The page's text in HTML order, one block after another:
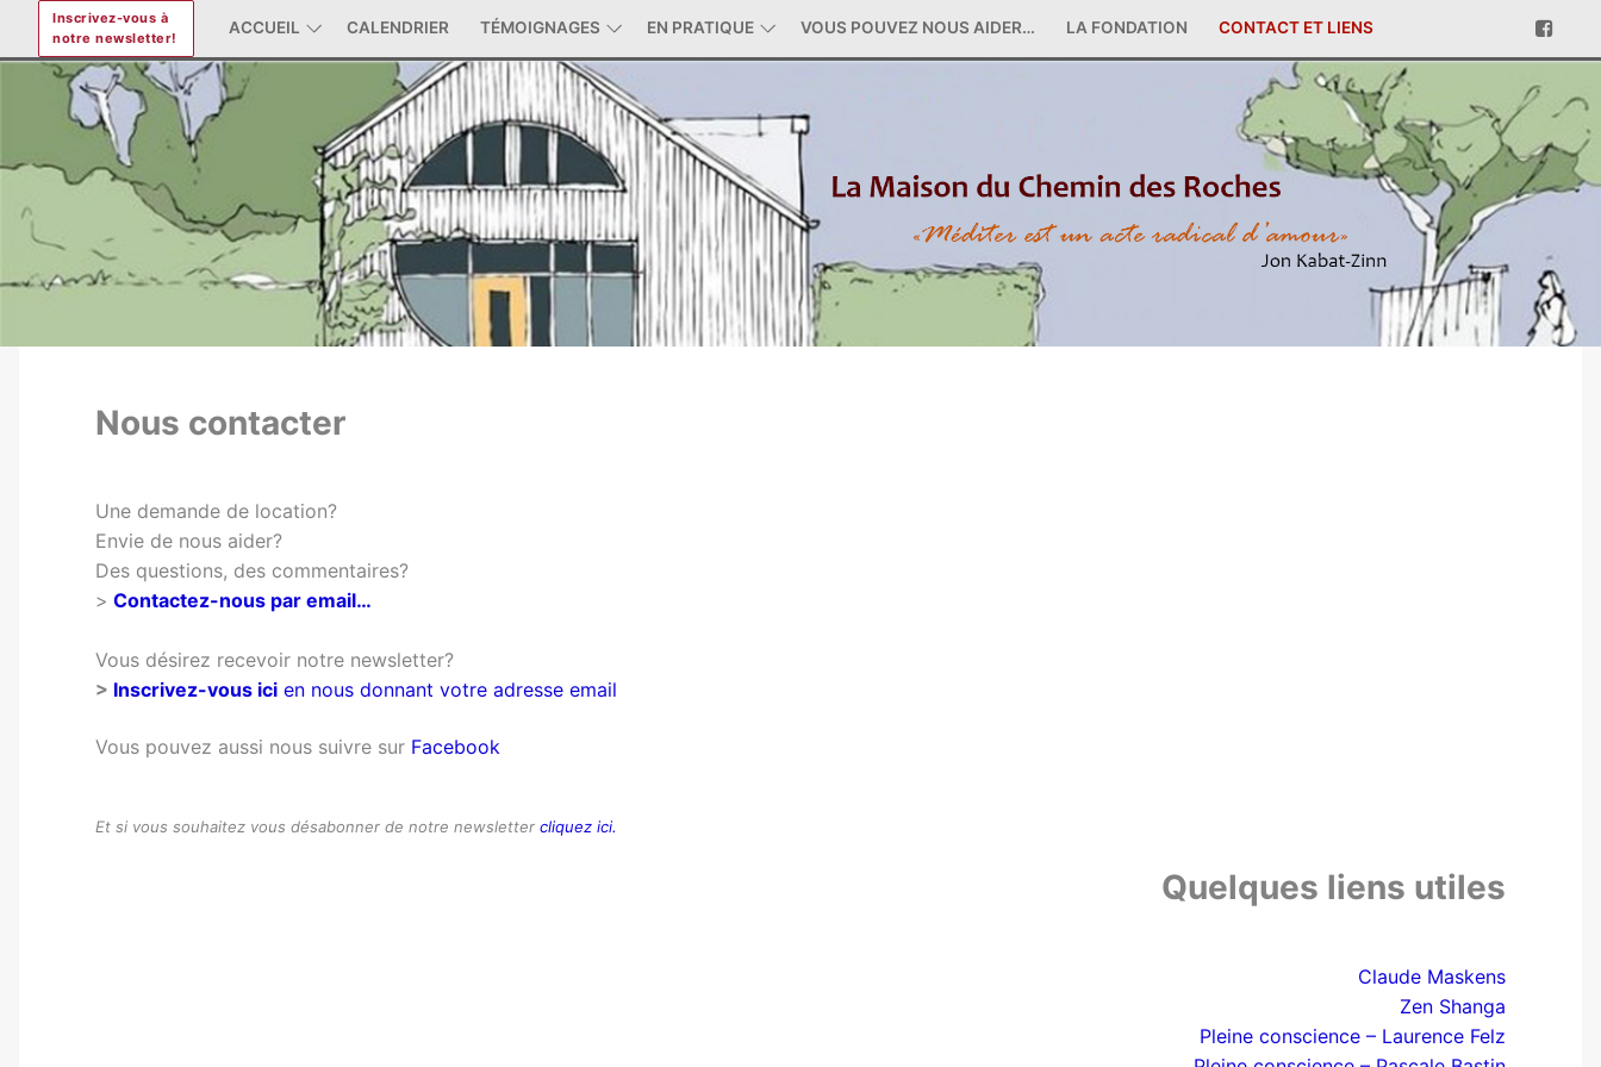
contenu
Inscrivez-vous à
notre newsletter!
ACCUEIL CALENDRIER TÉMOIGNAGES EN PRATIQUE VOUS POUVEZ NOUS AIDER… LA FONDATION CONTACT ET LIENS
Nous contacter
Une demande de location?
Envie de nous aider?
Des questions, des commentaires?
> Contactez-nous par email…
Vous désirez recevoir notre newsletter?
> Inscrivez-vous ici en nous donnant votre adresse email
Vous pouvez aussi nous suivre sur Facebook
Et si vous souhaitez vous désabonner de notre newsletter cliquez ici.
Quelques liens utiles
Claude Maskens
Zen Shanga
Pleine conscience – Laurence Felz